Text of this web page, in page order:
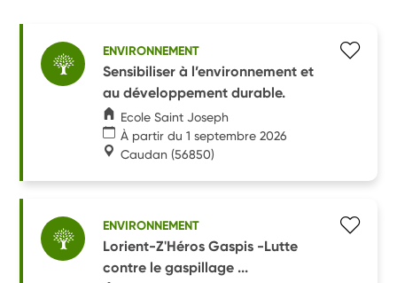
ENVIRONNEMENT
Sensibiliser à l’environnement et
au développement durable.
Ecole Saint Joseph
À partir du 1 septembre 2026
Caudan (56850)
ENVIRONNEMENT
Lorient-Z'Héros Gaspis -Lutte
contre le gaspillage ...